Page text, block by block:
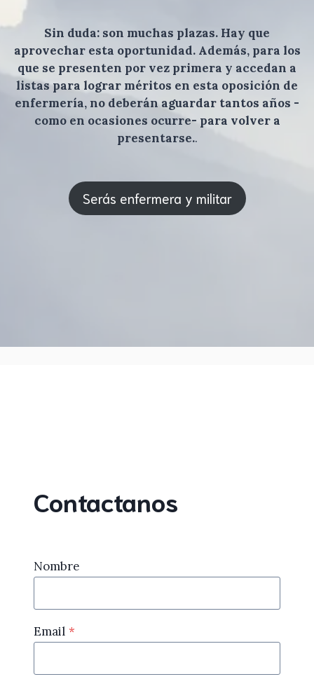
Sin duda: son muchas plazas. Hay que
aprovechar esta oportunidad. Además, para los
que se presenten por vez primera y accedan a
listas para lograr méritos en esta oposición de
enfermería, no deberán aguardar tantos años -
como en ocasiones ocurre- para volver a
presentarse..
Serás enfermera y militar
Contactanos
Nombre
Email *